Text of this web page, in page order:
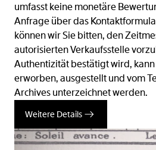
umfasst keine monetäre
Anfrage über das
können wir Sie bitten, den
autorisierten Verkaufsstelle
Authentizität bestätigt wird,
erworben, ausgestellt und vom
Archives unterzeichnet werden.
Weitere Details